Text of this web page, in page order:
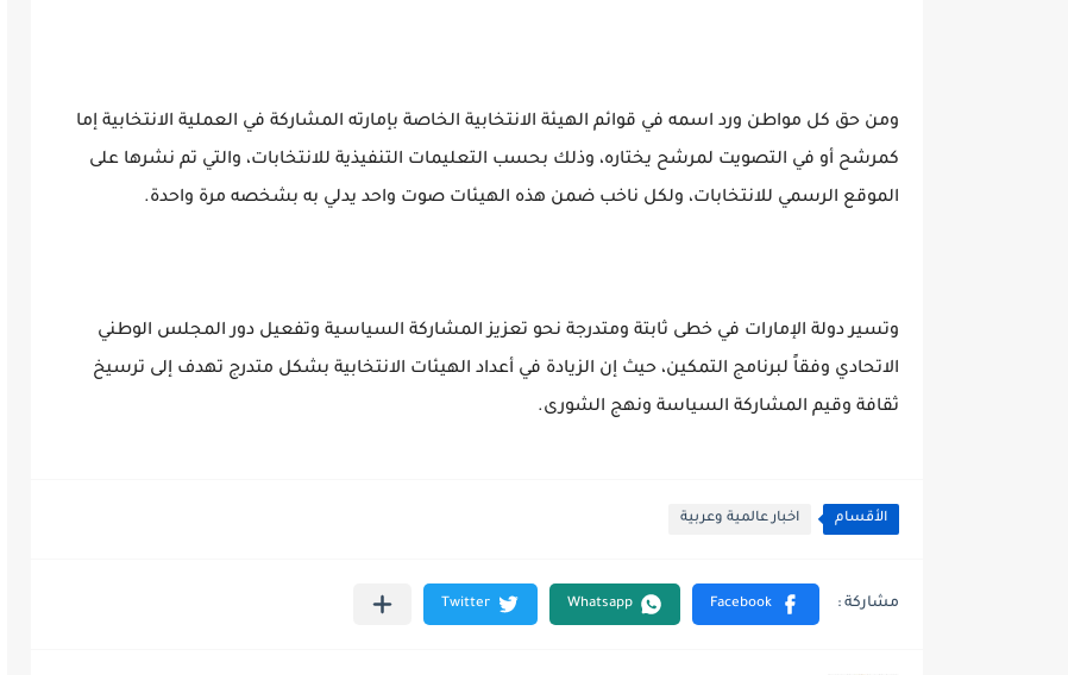
ومن حق كل مواطن ورد اسمه في قوائم الهيئة الانتخابية الخاصة بإمارته المشاركة في العملية الانتخابية إما
كمرشح أو في التصويت لمرشح يختاره، وذلك بحسب التعليمات التنفيذية للانتخابات، والتي تم نشرها على
الموقع الرسمي للانتخابات، ولكل ناخب ضمن هذه الهيئات صوت واحد يدلي به بشخصه مرة واحدة.
وتسير دولة الإمارات في خطى ثابتة ومتدرجة نحو تعزيز المشاركة السياسية وتفعيل دور المجلس الوطني
الاتحادي وفقاً لبرنامج التمكين، حيث إن الزيادة في أعداد الهيئات الانتخابية بشكل متدرج تهدف إلى ترسيخ
ثقافة وقيم المشاركة السياسة ونهج الشورى.
الأقسام اخبار عالمية وعربية